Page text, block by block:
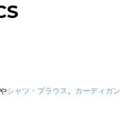
やシャツ・ブラウス
カーディガン